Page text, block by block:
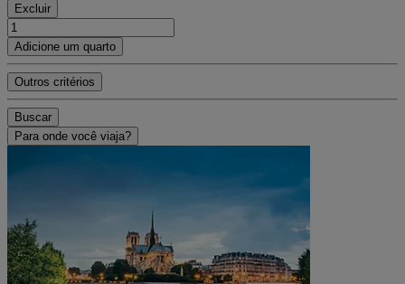
Excluir
Adicione um quarto
Outros critérios
Buscar
Para onde você viaja?